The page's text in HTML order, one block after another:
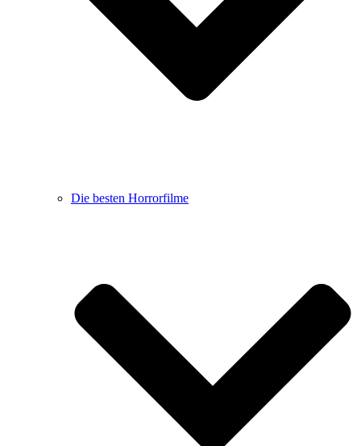
Die besten Horrorfilme